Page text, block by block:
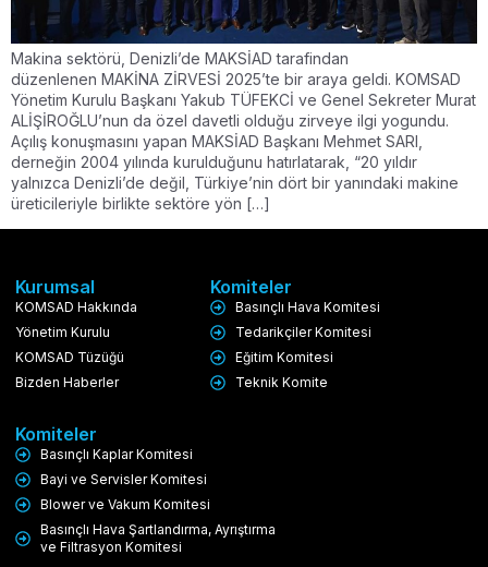
Makina sektörü, Denizli’de MAKSİAD tarafindan
düzenlenen MAKİNA ZİRVESİ 2025’te bir araya geldi. KOMSAD
Yönetim Kurulu Başkanı Yakub TÜFEKCİ ve Genel Sekreter Murat
ALİŞİROĞLU’nun da özel davetli olduğu zirveye ilgi yogundu.
Açılış konuşmasını yapan MAKSİAD Başkanı Mehmet SARI,
derneğin 2004 yılında kurulduğunu hatırlatarak, “20 yıldır
yalnızca Denizli’de değil, Türkiye’nin dört bir yanındaki makine
üreticileriyle birlikte sektöre yön […]
Kurumsal
KOMSAD Hakkında
Yönetim Kurulu
KOMSAD Tüzüğü
Bizden Haberler
Komiteler
Basınçlı Hava Komitesi
Tedarikçiler Komitesi
Eğitim Komitesi
Teknik Komite
Komiteler
Basınçlı Kaplar Komitesi
Bayi ve Servisler Komitesi
Blower ve Vakum Komitesi
Basınçlı Hava Şartlandırma, Ayrıştırma
ve Filtrasyon Komitesi